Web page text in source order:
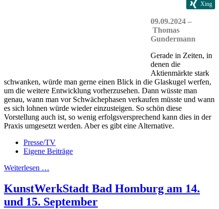
Xing
09.09.2024 –
Thomas
Gundermann
Gerade in Zeiten, in
denen die
Aktienmärkte stark
schwanken, würde man gerne einen Blick in die Glaskugel werfen,
um die weitere Entwicklung vorherzusehen. Dann wüsste man
genau, wann man vor Schwächephasen verkaufen müsste und wann
es sich lohnen würde wieder einzusteigen. So schön diese
Vorstellung auch ist, so wenig erfolgsversprechend kann dies in der
Praxis umgesetzt werden. Aber es gibt eine Alternative.
Presse/TV
Eigene Beiträge
Weiterlesen …
KunstWerkStadt Bad Homburg am 14.
und 15. September